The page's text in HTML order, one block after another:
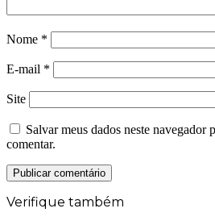
Nome *
E-mail *
Site
Salvar meus dados neste navegador
comentar.
Verifique também